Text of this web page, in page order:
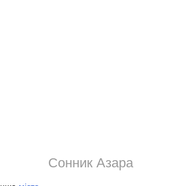
Сонник Азара